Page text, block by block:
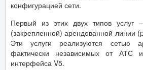
конфигурацией сети.
Первый из этих двух типов услуг
(закрепленной) арендованной линии
Эти услуги реализуются сетью
фактически независимых от АТС
интерфейса V5.